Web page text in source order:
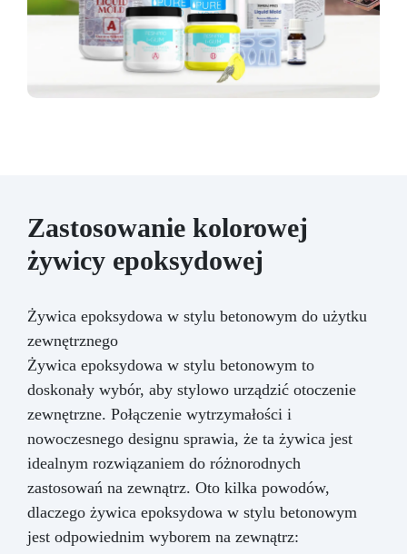
Zastosowanie kolorowej
żywicy epoksydowej
Żywica epoksydowa w stylu betonowym do użytku
zewnętrznego
Żywica epoksydowa w stylu betonowym to
doskonały wybór, aby stylowo urządzić otoczenie
zewnętrzne. Połączenie wytrzymałości i
nowoczesnego designu sprawia, że ta żywica jest
idealnym rozwiązaniem do różnorodnych
zastosowań na zewnątrz. Oto kilka powodów,
dlaczego żywica epoksydowa w stylu betonowym
jest odpowiednim wyborem na zewnątrz: